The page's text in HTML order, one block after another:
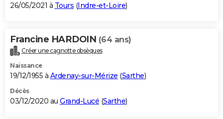
26/05/2021 à Tours (Indre-et-Loire)
Francine HARDOIN (64 ans)
Créer une cagnotte obsèques
Naissance
19/12/1955 à Ardenay-sur-Mérize (Sarthe)
Décès
03/12/2020 au Grand-Lucé (Sarthe)